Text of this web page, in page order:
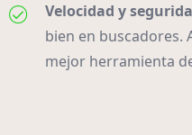
Velocidad y
bien en buscadores.
mejor herramienta